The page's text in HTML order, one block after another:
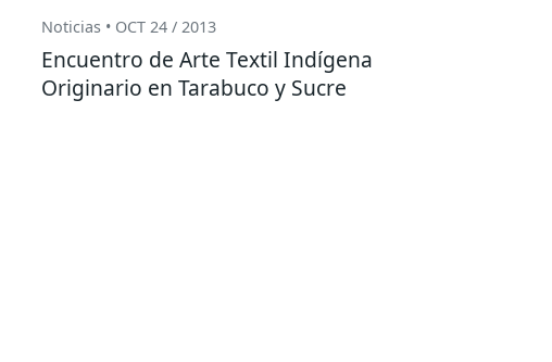
Noticias • OCT 24 / 2013
Encuentro de Arte Textil Indígena
Originario en Tarabuco y Sucre